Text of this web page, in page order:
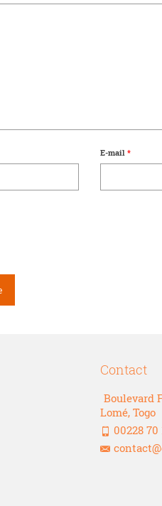
E-mail *
Contact
Boulevard
Lomé, Togo
00228 70